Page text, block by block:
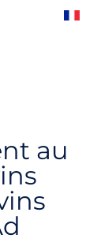
au